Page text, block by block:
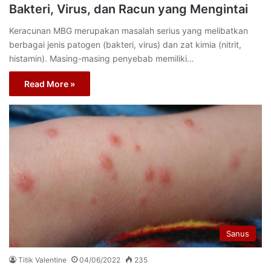
Bakteri, Virus, dan Racun yang Mengintai
Keracunan MBG merupakan masalah serius yang melibatkan
berbagai jenis patogen (bakteri, virus) dan zat kimia (nitrit,
histamin). Masing-masing penyebab memiliki…
Read More »
Sanus
Titik Valentine 04/06/2022 235